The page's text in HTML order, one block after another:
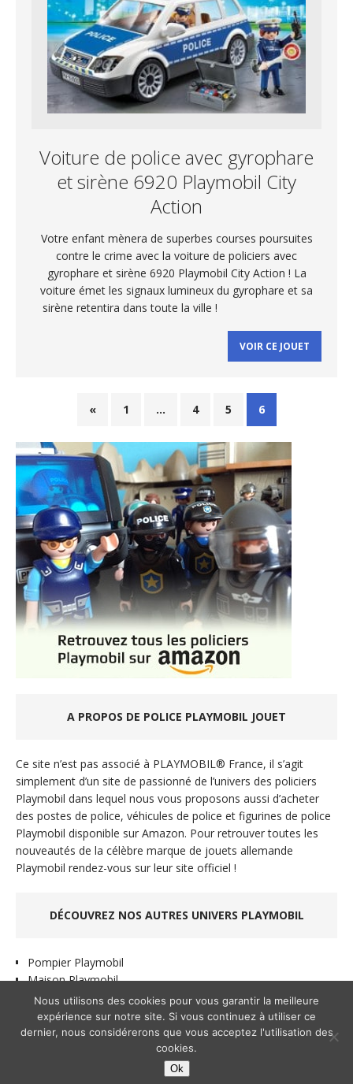
Voiture de police avec gyrophare
et sirène 6920 Playmobil City
Action
Votre enfant mènera de superbes courses poursuites
contre le crime avec la voiture de policiers avec
gyrophare et sirène 6920 Playmobil City Action ! La
voiture émet les signaux lumineux du gyrophare et sa
sirène retentira dans toute la ville !
VOIR CE JOUET
« 1 … 4 5 6
A PROPOS DE POLICE PLAYMOBIL JOUET
Ce site n’est pas associé à PLAYMOBIL® France, il s’agit
simplement d’un site de passionné de l’univers des policiers
Playmobil dans lequel nous vous proposons aussi d’acheter
des postes de police, véhicules de police et figurines de police
Playmobil disponible sur Amazon. Pour retrouver toutes les
nouveautés de la célèbre marque de jouets allemande
Playmobil rendez-vous sur leur site officiel !
DÉCOUVREZ NOS AUTRES UNIVERS PLAYMOBIL
Pompier Playmobil
Maison Playmobil
Chateau Playmobil
Copyright © 2026 Police Playmobil -Contact
Nous utilisons des cookies pour vous garantir la meilleure
expérience sur notre site. Si vous continuez à utiliser ce
dernier, nous considérerons que vous acceptez l'utilisation des
cookies.
Ok